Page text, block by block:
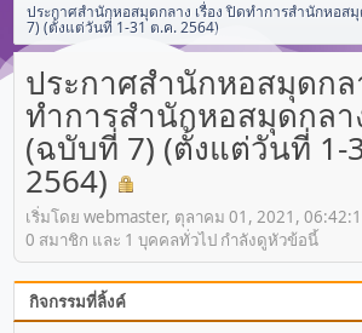
ประกาศสำนักหอสมุดกลาง เรื่อง ปิดทำการสำนักหอส
7) (ตั้งแต่วันที่ 1-31 ต.ค. 2564)
ประกาศสำนักหอสมุดกล
ทำการสำนักหอสมุดกลา
(ฉบับที่ 7) (ตั้งแต่วันที่ 1-
2564)
เริ่มโดย webmaster, ตุลาคม 01, 2021,
0 สมาชิก และ 1 บุคคลทั่วไป กำลังดูหัวข้อนี้
กิจกรรมที่ลิ้งค์